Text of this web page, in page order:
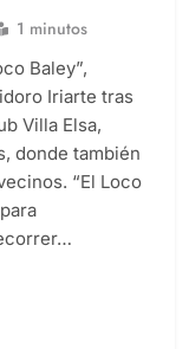
1 minutos
Baley”,
Iriarte tras
Villa Elsa,
donde también
“El Loco